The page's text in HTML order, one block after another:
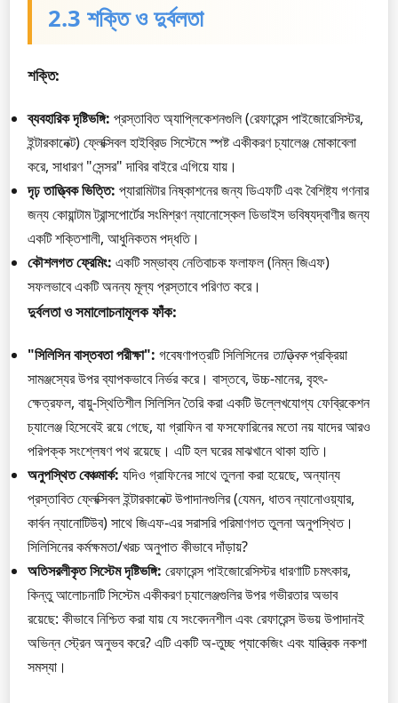
2.3 শক্তি ও দুর্বলতা
শক্তি:
ব্যবহারিক দৃষ্টিভঙ্গি: প্রস্তাবিত অ্যাপ্লিকেশনগুলি (রেফারেন্স পাইজোরেসিস্টর,
ইন্টারকানেক্ট) ফ্লেক্সিবল হাইব্রিড সিস্টেমে স্পষ্ট একীকরণ চ্যালেঞ্জ মোকাবেলা
করে, সাধারণ "সেন্সর" দাবির বাইরে এগিয়ে যায়।
দৃঢ় তাত্ত্বিক ভিত্তি: প্যারামিটার নিষ্কাশনের জন্য ডিএফটি এবং বৈশিষ্ট্য গণনার
জন্য কোয়ান্টাম ট্রান্সপোর্টের সংমিশ্রণ ন্যানোস্কেল ডিভাইস ভবিষ্যদ্বাণীর জন্য
একটি শক্তিশালী, আধুনিকতম পদ্ধতি।
কৌশলগত ফ্রেমিং: একটি সম্ভাব্য নেতিবাচক ফলাফল (নিম্ন জিএফ)
সফলভাবে একটি অনন্য মূল্য প্রস্তাবে পরিণত করে।
দুর্বলতা ও সমালোচনামূলক ফাঁক:
"সিলিসিন বাস্তবতা পরীক্ষা": গবেষণাপত্রটি সিলিসিনেরতাত্ত্বিকপ্রক্রিয়া
সামঞ্জস্যের উপর ব্যাপকভাবে নির্ভর করে। বাস্তবে, উচ্চ-মানের, বৃহৎ-
ক্ষেত্রফল, বায়ু-স্থিতিশীল সিলিসিন তৈরি করা একটি উল্লেখযোগ্য ফেব্রিকেশন
চ্যালেঞ্জ হিসেবেই রয়ে গেছে, যা গ্রাফিন বা ফসফোরিনের মতো নয় যাদের আরও
পরিপক্ক সংশ্লেষণ পথ রয়েছে। এটি হল ঘরের মাঝখানে থাকা হাতি।
অনুপস্থিত বেঞ্চমার্ক: যদিও গ্রাফিনের সাথে তুলনা করা হয়েছে, অন্যান্য
প্রস্তাবিত ফ্লেক্সিবল ইন্টারকানেক্ট উপাদানগুলির (যেমন, ধাতব ন্যানোওয়্যার,
কার্বন ন্যানোটিউব) সাথে জিএফ-এর সরাসরি পরিমাণগত তুলনা অনুপস্থিত।
সিলিসিনের কর্মক্ষমতা/খরচ অনুপাত কীভাবে দাঁড়ায়?
অতিসরলীকৃত সিস্টেম দৃষ্টিভঙ্গি: রেফারেন্স পাইজোরেসিস্টর ধারণাটি চমৎকার,
কিন্তু আলোচনাটি সিস্টেম একীকরণ চ্যালেঞ্জগুলির উপর গভীরতার অভাব
রয়েছে: কীভাবে নিশ্চিত করা যায় যে সংবেদনশীল এবং রেফারেন্স উভয় উপাদানই
অভিন্ন স্ট্রেন অনুভব করে? এটি একটি অ-তুচ্ছ প্যাকেজিং এবং যান্ত্রিক নকশা
সমস্যা।